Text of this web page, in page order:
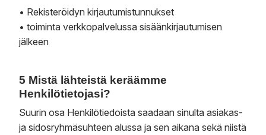
• Rekisteröidyn kirjautumistunnukset
• toiminta verkkopalvelussa sisäänkirjautumisen
jälkeen
5 Mistä lähteistä keräämme
Henkilötietojasi?
Suurin osa Henkilötiedoista saadaan sinulta asiakas-
ja sidosryhmäsuhteen alussa ja sen aikana sekä niistä